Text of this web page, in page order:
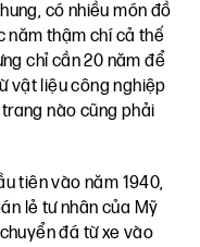
có nhiều món đồ
năm thậm chí cả thế
chỉ cần 20 năm để
vật liệu công nghiệp
nào cũng phải
tiên vào năm 1940,
lẻ tư nhân của Mỹ
đá từ xe vào